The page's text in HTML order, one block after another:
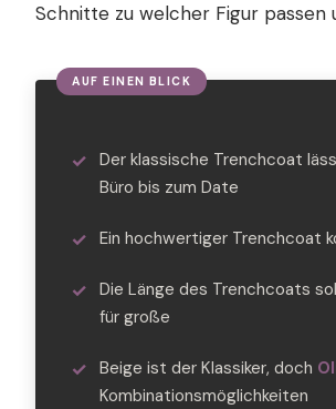
Schnitte zu welcher Figur
Der klassische Trenchcoat
Büro bis zum Date
Ein hochwertiger Trenchcoat
Die Länge des Trenchcoats
für große
Beige ist der Klassiker, doch
Kombinationsmöglichkeiten